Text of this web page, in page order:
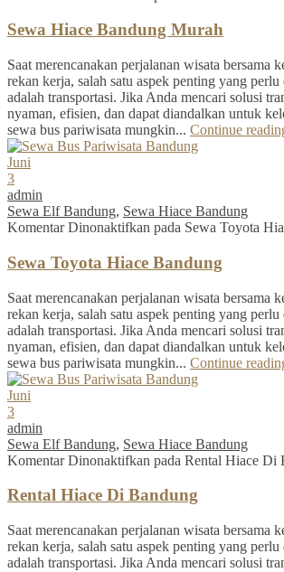
Sewa Hiace Bandung Murah
Saat merencanakan perjalanan wisata bersama
rekan kerja, salah satu aspek penting yang
adalah transportasi. Jika Anda mencari solusi
nyaman, efisien, dan dapat diandalkan untuk
sewa bus pariwisata mungkin... Continue
Juni
3
admin
Sewa Elf Bandung, Sewa Hiace Bandung
Komentar Dinonaktifkan pada Sewa Toyota
Sewa Toyota Hiace Bandung
Saat merencanakan perjalanan wisata bersama
rekan kerja, salah satu aspek penting yang
adalah transportasi. Jika Anda mencari solusi
nyaman, efisien, dan dapat diandalkan untuk
sewa bus pariwisata mungkin... Continue
Juni
3
admin
Sewa Elf Bandung, Sewa Hiace Bandung
Komentar Dinonaktifkan pada Rental Hiace Di
Rental Hiace Di Bandung
Saat merencanakan perjalanan wisata bersama
rekan kerja, salah satu aspek penting yang
adalah transportasi. Jika Anda mencari solusi